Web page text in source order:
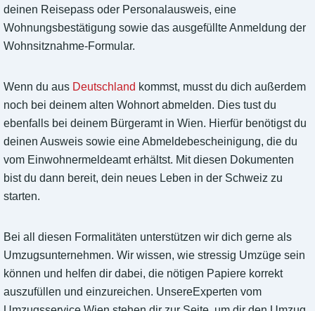
deinen Reisepass oder Personalausweis, eine
Wohnungsbestätigung sowie das ausgefüllte Anmeldung der
Wohnsitznahme-Formular.
Wenn du aus Deutschland kommst, musst du dich außerdem
noch bei deinem alten Wohnort abmelden. Dies tust du
ebenfalls bei deinem Bürgeramt in Wien. Hierfür benötigst du
deinen Ausweis sowie eine Abmeldebescheinigung, die du
vom Einwohnermeldeamt erhältst. Mit diesen Dokumenten
bist du dann bereit, dein neues Leben in der Schweiz zu
starten.
Bei all diesen Formalitäten unterstützen wir dich gerne als
Umzugsunternehmen. Wir wissen, wie stressig Umzüge sein
können und helfen dir dabei, die nötigen Papiere korrekt
auszufüllen und einzureichen. UnsereExperten vom